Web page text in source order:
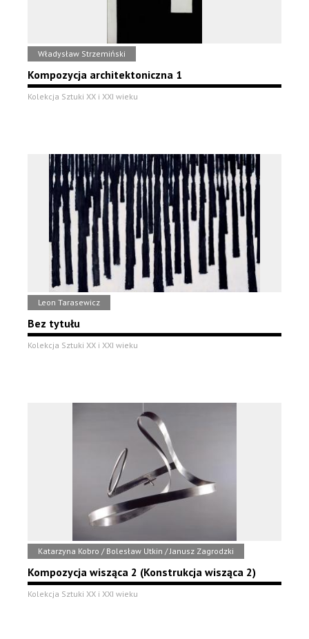
Władysław Strzemiński
Kompozycja architektoniczna 1
Kolekcja Sztuki XX i XXI wieku
Leon Tarasewicz
Bez tytułu
Kolekcja Sztuki XX i XXI wieku
Katarzyna Kobro / Bolesław Utkin / Janusz Zagrodzki
Kompozycja wisząca 2 (Konstrukcja wisząca 2)
Kolekcja Sztuki XX i XXI wieku